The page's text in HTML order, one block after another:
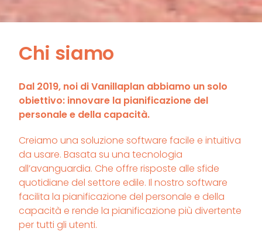
Chi siamo
Dal 2019, noi di Vanillaplan abbiamo un solo
obiettivo: innovare la pianificazione del
personale e della capacità.
Creiamo una soluzione software facile e intuitiva
da usare. Basata su una tecnologia
all’avanguardia. Che offre risposte alle sfide
quotidiane del settore edile. Il nostro software
facilita la pianificazione del personale e della
capacità e rende la pianificazione più divertente
per tutti gli utenti.